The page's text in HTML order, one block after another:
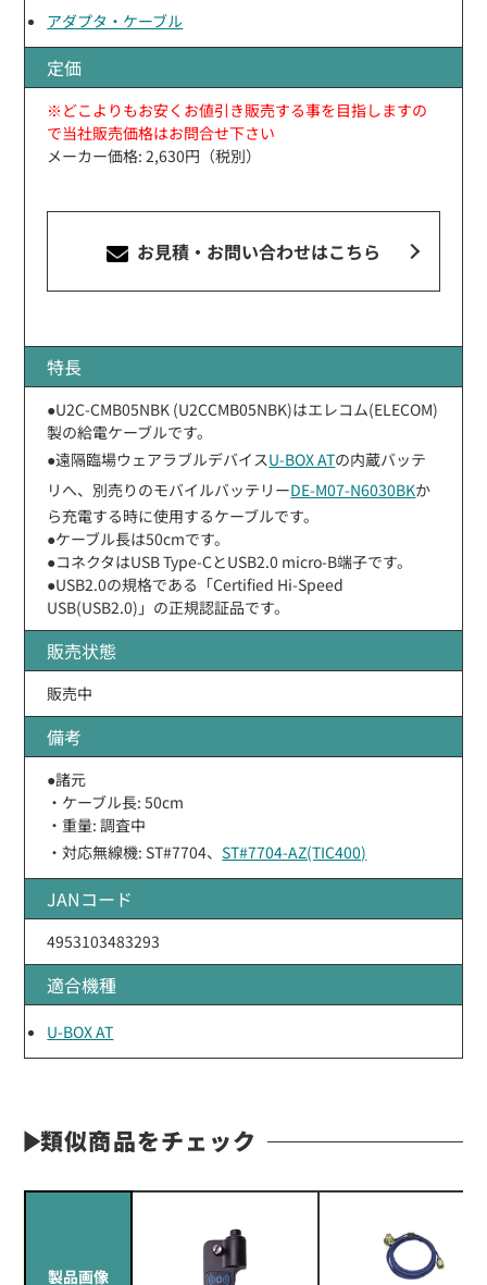
アダプタ・ケーブル
定価
※どこよりもお安くお値引き販売する事を目指しますの
で当社販売価格はお問合せ下さい
メーカー価格: 2,630円（税別）
お見積・お問い合わせはこちら
特長
●U2C-CMB05NBK (U2CCMB05NBK)はエレコム(ELECOM)
製の給電ケーブルです。
●遠隔臨場ウェアラブルデバイスU-BOX ATの内蔵バッテ
リへ、別売りのモバイルバッテリーDE-M07-N6030BKか
ら充電する時に使用するケーブルです。
●ケーブル長は50cmです。
●コネクタはUSB Type-CとUSB2.0 micro-B端子です。
●USB2.0の規格である「Certified Hi-Speed
USB(USB2.0)」の正規認証品です。
販売状態
販売中
備考
●諸元
・ケーブル長: 50cm
・重量: 調査中
・対応無線機: ST#7704、ST#7704-AZ(TIC400)
JANコード
4953103483293
適合機種
U-BOX AT
類似商品をチェック
製品画像